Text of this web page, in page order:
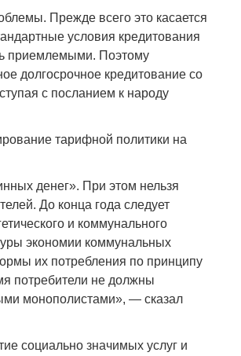
Прежде всего это касается
условия кредитования
приемлемыми. Поэтому
долгосрочное кредитование со
с посланием к народу
тарифной политики на
денег». При этом нельзя
До конца года следует
и коммунального
экономии коммунальных
их потребления по принципу
потребители не должны
монополистами», — сказал
социально значимых услуг и
Странная забастовка в Жанаозене.
Дарига не ждёт конфискации.
Авиакомпании сравнили с
мошенниками
Война Миров